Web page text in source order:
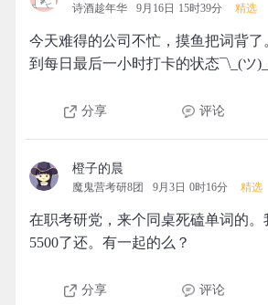
诗酒趁年华 9月16日 15时39分 精选
今天难得的公司不忙，摸鱼把词背了
到每日最后一小时打卡的状态¯\_(ツ
分享 评论
橙子的晨
魔鬼营考研8团 9月3日 0时16分 精选
在职考研党，来个同桌死磕单词的。
5500了还。有一起的么？
分享 评论